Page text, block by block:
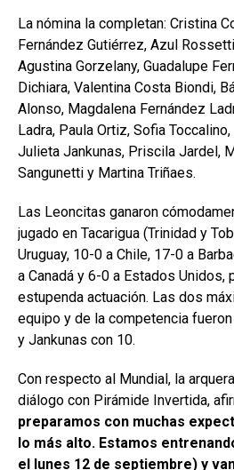
La nómina la completan: Cristina
Fernández Gutiérrez, Azul
Agustina Gorzelany, Guadalupe
Dichiara, Valentina Costa Biondi,
Alonso, Magdalena Fernández
Ladra, Paula Ortiz, Sofia
Julieta Jankunas, Priscila Jardel,
Sangunetti y Martina Triñaes.
Las Leoncitas ganaron
jugado en Tacarigua (Trinidad y
Uruguay, 10-0 a Chile, 17-0 a
a Canadá y 6-0 a Estados Unidos,
estupenda actuación. Las dos
equipo y de la competencia
y Jankunas con 10.
Con respecto al Mundial, la
diálogo con Pirámide Invertida,
preparamos con muchas
lo más alto. Estamos
el lunes 12 de septiembre) y